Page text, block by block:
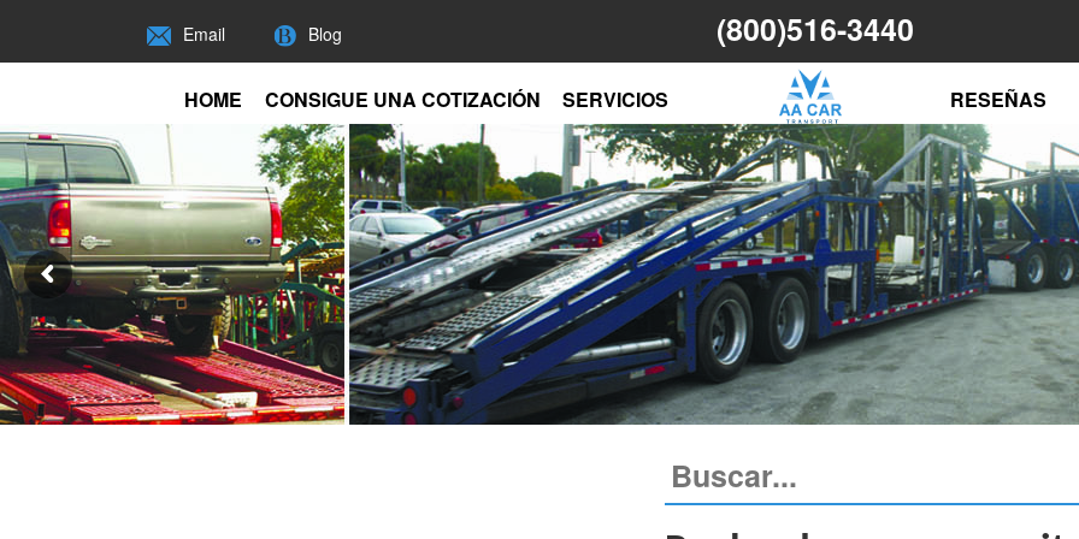
Email Blog (800)516-3440
HOME CONSIGUE UNA COTIZACIÓN SERVICIOS RESEÑAS